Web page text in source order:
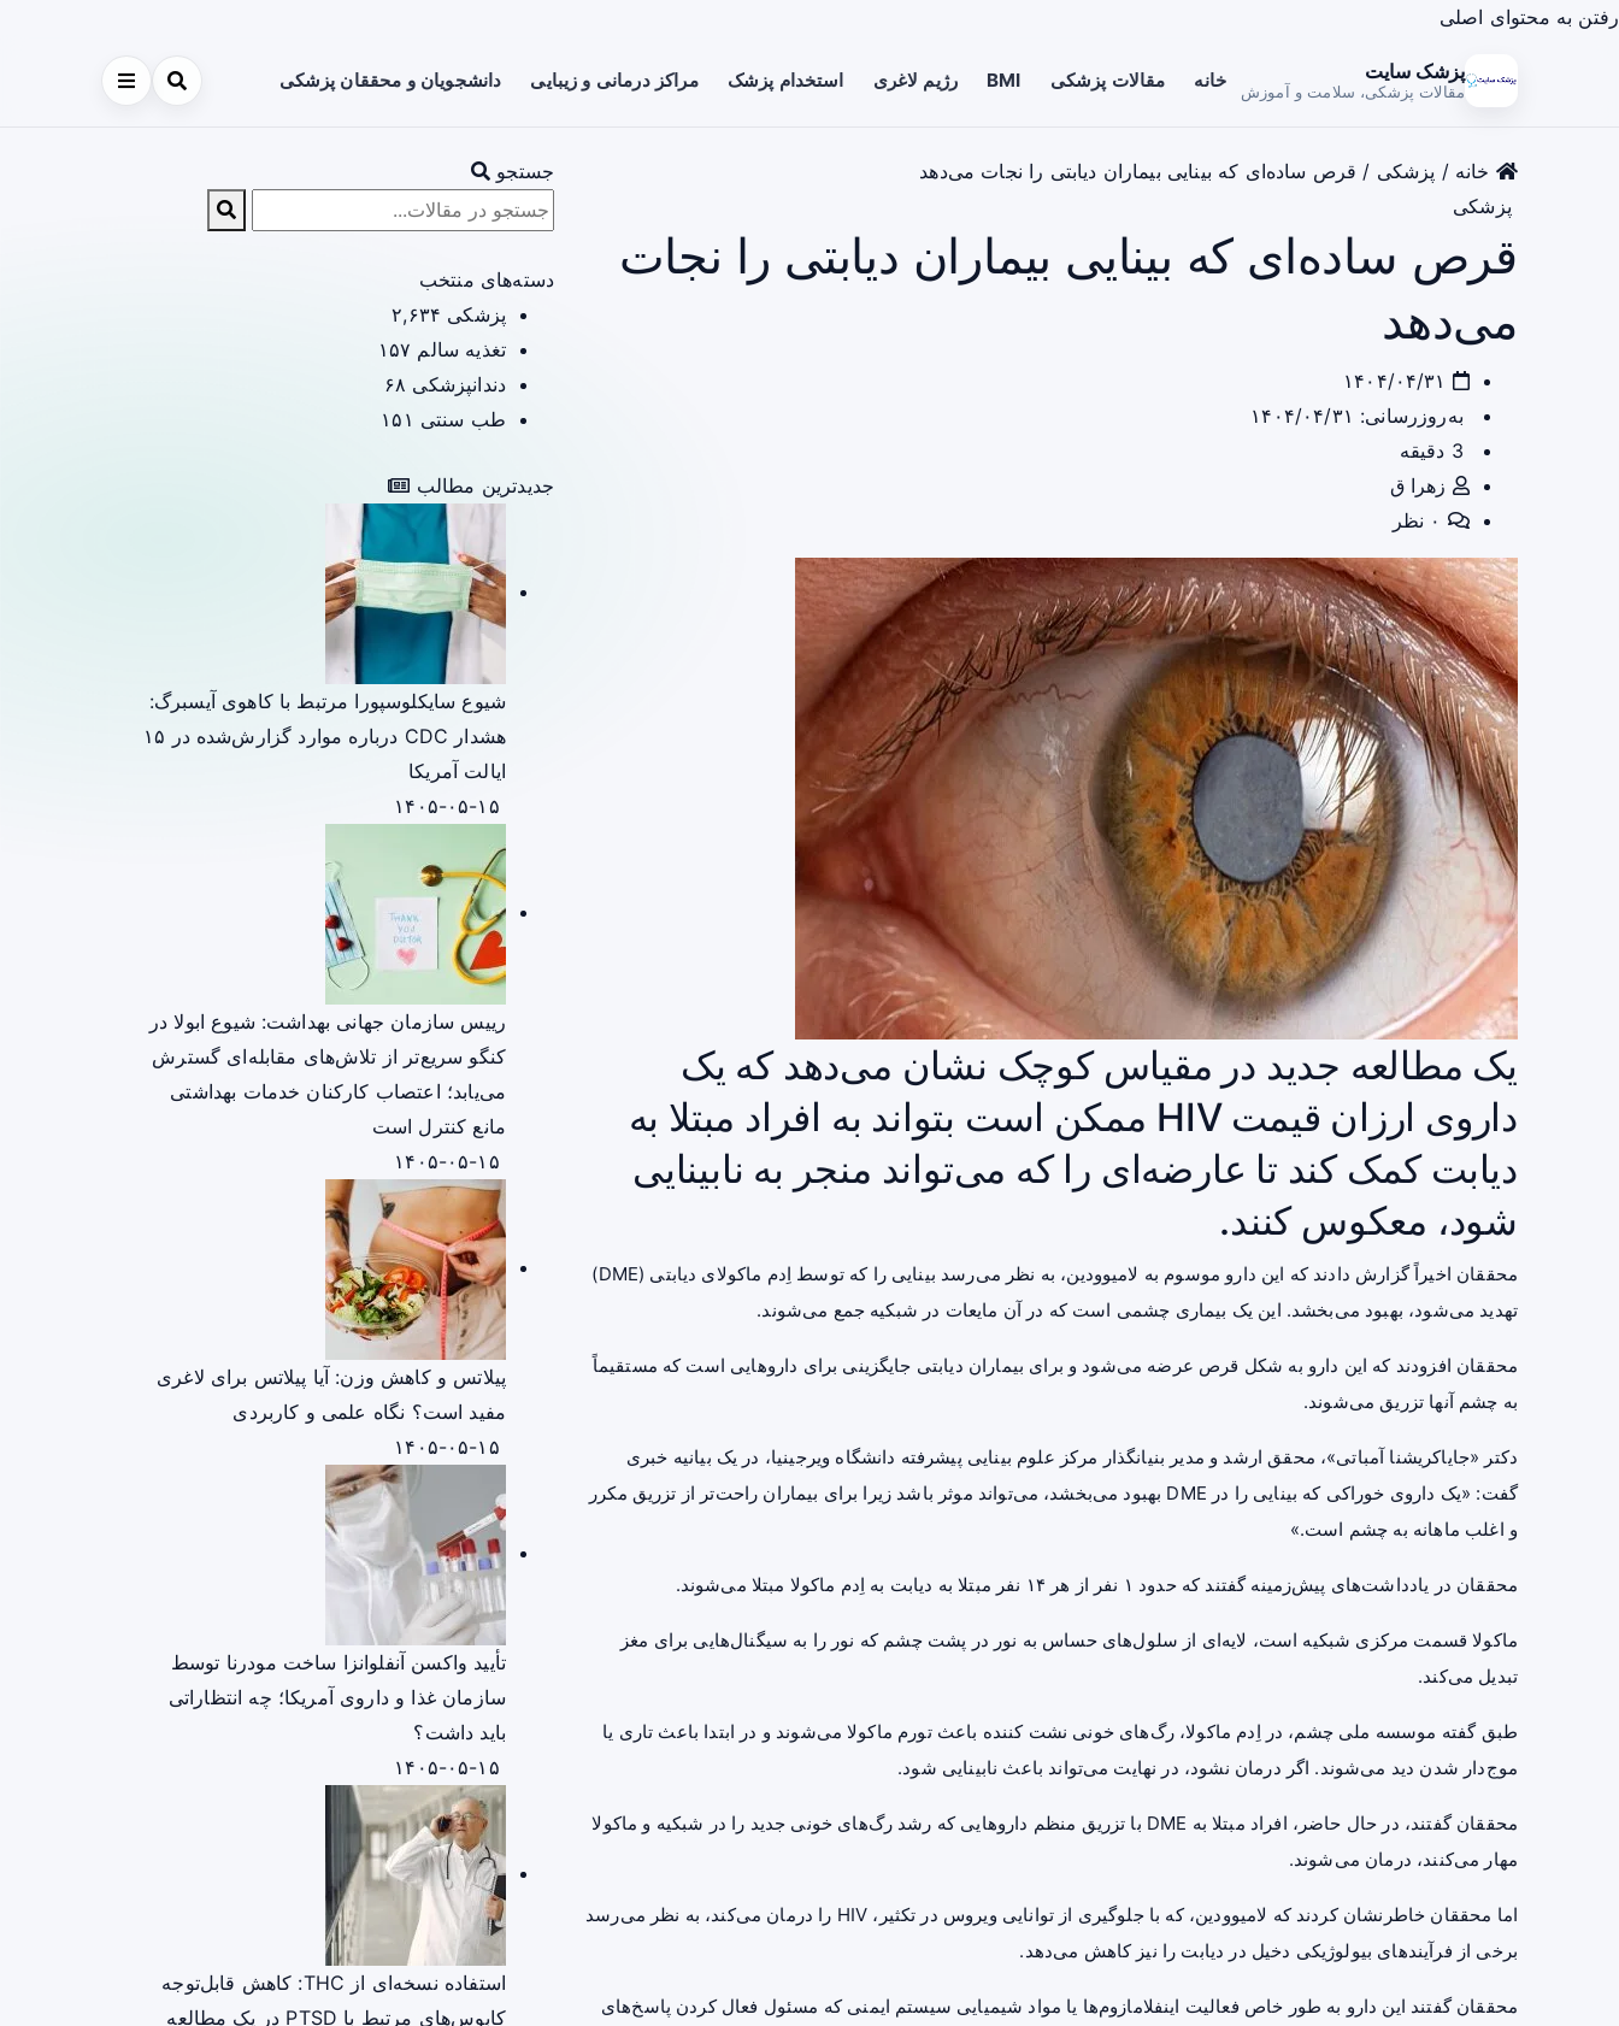
رفتن به محتوای اصلی
پزشک سایت
مقالات پزشکی، سلامت و آموزش خانه مقالات پزشکی BMI رژیم لاغری استخدام پزشک مراکز درمانی و زیبایی دانشجویان و محققان پزشکی
خانه / پزشکی / قرص ساده‌ای که بینایی بیماران دیابتی را نجات می‌دهد
پزشکی
قرص ساده‌ای که بینایی بیماران دیابتی را نجات
می‌دهد
به‌روزرسانی: ۱۴۰۴/۰۴/۳۱
زهرا ق
یک مطالعه جدید در مقیاس کوچک نشان می‌دهد که یک
داروی ارزان قیمت HIV ممکن است بتواند به افراد مبتلا به
دیابت کمک کند تا عارضه‌ای را که می‌تواند منجر به نابینایی
شود، معکوس کنند.
محققان اخیراً گزارش دادند که این دارو موسوم به لامیوودین، به نظر می‌رسد بینایی را که توسط اِدم ماکولای دیابتی (DME)
تهدید می‌شود، بهبود می‌بخشد. این یک بیماری چشمی است که در آن مایعات در شبکیه جمع می‌شوند.
محققان افزودند که این دارو به شکل قرص عرضه می‌شود و برای بیماران دیابتی جایگزینی برای داروهایی است که مستقیماً
به چشم آنها تزریق می‌شوند.
دکتر «جایاکریشنا آمباتی»، محقق ارشد و مدیر بنیانگذار مرکز علوم بینایی پیشرفته دانشگاه ویرجینیا، در یک بیانیه خبری
گفت: «یک داروی خوراکی که بینایی را در DME بهبود می‌بخشد، می‌تواند موثر باشد زیرا برای بیماران راحت‌تر از تزریق مکرر
و اغلب ماهانه به چشم است.»
محققان در یادداشت‌های پیش‌زمینه گفتند که حدود ۱ نفر از هر ۱۴ نفر مبتلا به دیابت به اِدم ماکولا مبتلا می‌شوند.
ماکولا قسمت مرکزی شبکیه است، لایه‌ای از سلول‌های حساس به نور در پشت چشم که نور را به سیگنال‌هایی برای مغز
تبدیل می‌کند.
طبق گفته موسسه ملی چشم، در اِدم ماکولا، رگ‌های خونی نشت کننده باعث تورم ماکولا می‌شوند و در ابتدا باعث تاری یا
موج‌دار شدن دید می‌شوند. اگر درمان نشود، در نهایت می‌تواند باعث نابینایی شود.
محققان گفتند، در حال حاضر، افراد مبتلا به DME با تزریق منظم داروهایی که رشد رگ‌های خونی جدید را در شبکیه و ماکولا
مهار می‌کنند، درمان می‌شوند.
اما محققان خاطرنشان کردند که لامیوودین، که با جلوگیری از توانایی ویروس در تکثیر، HIV را درمان می‌کند، به نظر می‌رسد
برخی از فرآیندهای بیولوژیکی دخیل در دیابت را نیز کاهش می‌دهد.
محققان گفتند این دارو به طور خاص فعالیت اینفلامازوم‌ها یا مواد شیمیایی سیستم ایمنی که مسئول فعال کردن پاسخ‌های
جستجو
دسته‌های منتخب
پزشکی ۲,۶۳۴
تغذیه سالم ۱۵۷
دندانپزشکی ۶۸
طب سنتی ۱۵۱
جدیدترین مطالب
شیوع سایکلوسپورا مرتبط با کاهوی آیسبرگ:
هشدار CDC درباره موارد گزارش‌شده در ۱۵
ایالت آمریکا
رییس سازمان جهانی بهداشت: شیوع ابولا در
کنگو سریع‌تر از تلاش‌های مقابله‌ای گسترش
می‌یابد؛ اعتصاب کارکنان خدمات بهداشتی
مانع کنترل است
پیلاتس و کاهش وزن: آیا پیلاتس برای لاغری
مفید است؟ نگاه علمی و کاربردی
تأیید واکسن آنفلوانزا ساخت مودرنا توسط
سازمان غذا و داروی آمریکا؛ چه انتظاراتی
باید داشت؟
استفاده نسخه‌ای از THC: کاهش قابل‌توجه
کابوس‌های مرتبط با PTSD در یک مطالعه